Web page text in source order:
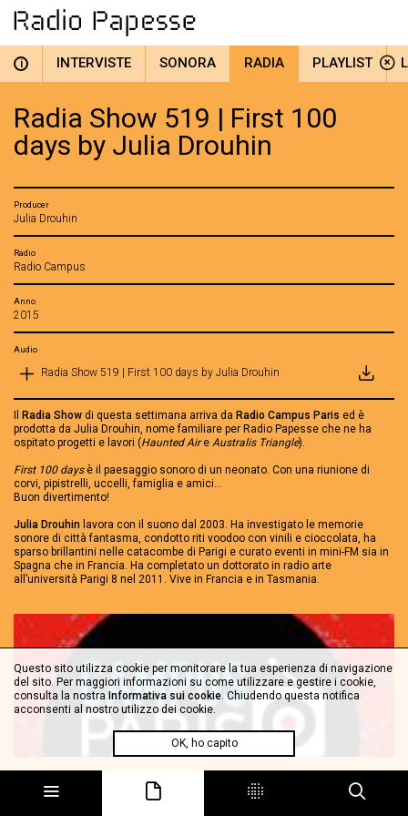
i INTERVISTE SONORA RADIA PLAYLIST
Radia Show 519 | First 100
days by Julia Drouhin
Producer
Julia Drouhin
Radio
Radio Campus
Anno
2015
Audio
Radia Show 519 | First 100 days by Julia Drouhin
Radia Show di questa settimana arriva da Radio Campus Paris ed è
prodotta da Julia Drouhin, nome familiare per Radio Papesse che ne ha
ospitato progetti e lavori (Haunted Aire Australis Triangle).
First 100 daysè il paesaggio sonoro di un neonato. Con una riunione di
corvi, pipistrelli, uccelli, famiglia e amici…
Buon divertimento!
Julia Drouhin lavora con il suono dal 2003. Ha investigato le memorie
sonore di città fantasma, condotto riti voodoo con vinili e cioccolata, ha
sparso brillantini nelle catacombe di Parigi e curato eventi in mini-FM sia in
Spagna che in Francia. Ha completato un dottorato in radio arte
all’università Parigi 8 nel 2011. Vive in Francia e in Tasmania.
Questo sito utilizza cookie per monitorare la tua esperienza di navigazione
del sito. Per maggiori informazioni su come utilizzare e gestire i cookie,
consulta la nostra Informativa sui cookie. Chiudendo questa notifica
acconsenti al nostro utilizzo dei cookie.
OK, ho capito